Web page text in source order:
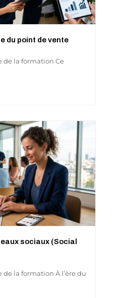
du point de vente
de la formation Ce
sociaux (Social
la formation À l’ère du